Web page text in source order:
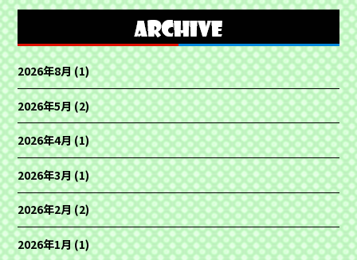
2026年8月(1)
2026年5月(2)
2026年4月(1)
2026年3月(1)
2026年2月(2)
2026年1月(1)